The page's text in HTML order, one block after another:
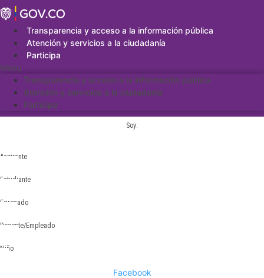
Saltar
al
contenidoTransparencia y acceso a la información pública
Atención y servicios a la ciudadanía
Participa
Menu
Transparencia y acceso a la información pública
Atención y servicios a la ciudadanía
Participa
Soy:
Aspirante
Estudiante
Egresado
Docente/Empleado
Niño
Facebook